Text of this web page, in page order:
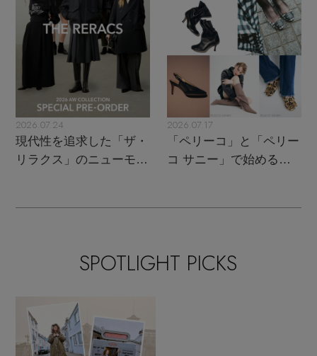
2026.07.24
現代性を追求した「ザ・
リラクス」のニューモダ
2026.07.17
「ペリーコ」と「ペリー
コ サニー」で始める秋
SPOTLIGHT PICKS